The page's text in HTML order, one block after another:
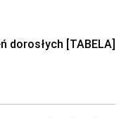
dorosłych [TABELA]